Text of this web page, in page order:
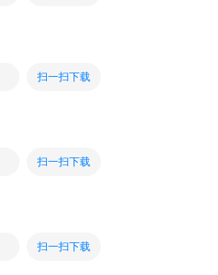
扫一扫下载
扫一扫下载
扫一扫下载